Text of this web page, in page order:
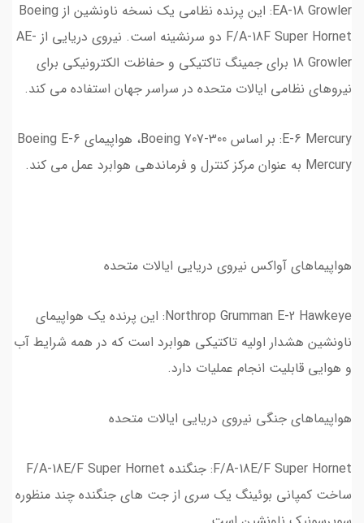
EA-18 Growler: این پرنده نظامی یک نسخه ناونشین از Boeing
F/A-18F Super Hornet دو سرنشینه است. نیروی دریایی از AE-
18 Growler برای جمینگ تاکتیکی و حفاظت الکترونیکی برای
نیروهای نظامی ایالات متحده در سراسر جهان استفاده می کند.
E-6 Mercury: بر اساس Boeing 707-300، هواپیمای Boeing E-6
Mercury به عنوان مرکز کنترل و فرماندهی هوابرد عمل می کند.
هواپیماهای آواکس نیروی دریایی ایالات متحده
Northrop Grumman E-2 Hawkeye: این پرنده یک هواپیمای
ناونشین هشدار اولیه تاکتیکی هوابرد است که در همه شرایط آب
و هوایی قابلیت انجام عملیات دارد.
هواپیماهای جنگی نیروی دریایی ایالات متحده
F/A-18E/F Super Hornet: جنگنده F/A-18E/F Super Hornet
ساخت کمپانی بوئینگ یک سری از جت های جنگنده چند منظوره